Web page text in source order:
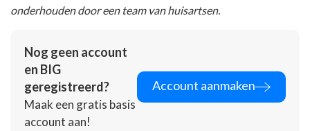
onderhouden door een team van huisartsen.
Nog geen account
en BIG
geregistreerd?
Maak een gratis basis
account aan!
Account aanmaken